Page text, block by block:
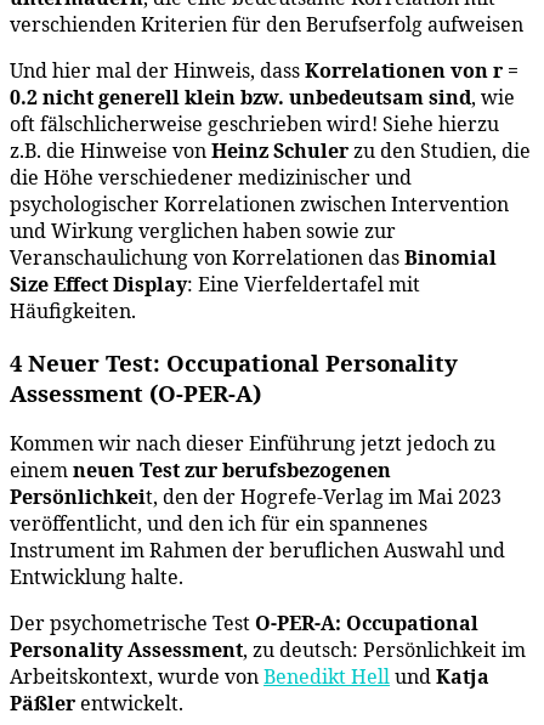
verschienden Kriterien für den Berufserfolg aufweisen
Und hier mal der Hinweis, dassKorrelationen von r =
0.2 nicht generell klein bzw. unbedeutsam sind, wie
oft fälschlicherweise geschrieben wird! Siehe hierzu
z.B. die Hinweise vonHeinz Schulerzu den Studien, die
die Höhe verschiedener medizinischer und
psychologischer Korrelationen zwischen Intervention
und Wirkung verglichen haben sowie zur
Veranschaulichung von Korrelationen dasBinomial
Size Effect Display: Eine Vierfeldertafel mit
Häufigkeiten.
4 Neuer Test: Occupational Personality
Assessment (O-PER-A)
Kommen wir nach dieser Einführung jetzt jedoch zu
einemneuen Test zur berufsbezogenen
Persönlichkeit, den der Hogrefe-Verlag im Mai 2023
veröffentlicht, und den ich für ein spannenes
Instrument im Rahmen der beruflichen Auswahl und
Entwicklung halte.
Der psychometrische Test O-PER-A: Occupational
Personality Assessment, zu deutsch: Persönlichkeit im
Arbeitskontext, wurde vonBenedikt HellundKatja
Päßlerentwickelt.